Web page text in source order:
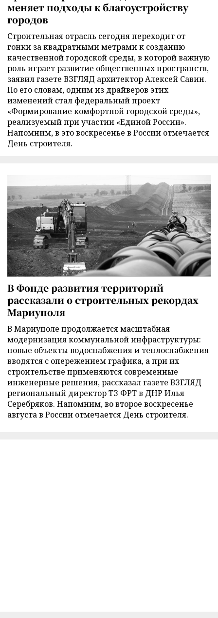
меняет подходы к благоустройству
городов
Строительная отрасль сегодня переходит от
гонки за квадратными метрами к созданию
качественной городской среды, в которой важную
роль играет развитие общественных пространств,
заявил газете ВЗГЛЯД архитектор Алексей Савин.
По его словам, одним из драйверов этих
изменений стал федеральный проект
«Формирование комфортной городской среды»,
реализуемый при участии «Единой России».
Напомним, в это воскресенье в России отмечается
День строителя.
В Фонде развития территорий
рассказали о строительных рекордах
Мариуполя
В Мариуполе продолжается масштабная
модернизация коммунальной инфраструктуры:
новые объекты водоснабжения и теплоснабжения
вводятся с опережением графика, а при их
строительстве применяются современные
инженерные решения, рассказал газете ВЗГЛЯД
региональный директор ТЗ ФРТ в ДНР Илья
Серебряков. Напомним, во второе воскресенье
августа в России отмечается День строителя.